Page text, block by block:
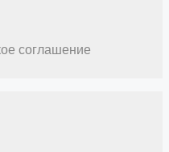
соглашение